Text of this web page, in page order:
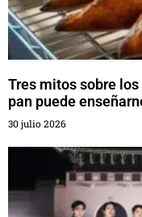
Tres mitos sobre
pan puede
30 julio 2026